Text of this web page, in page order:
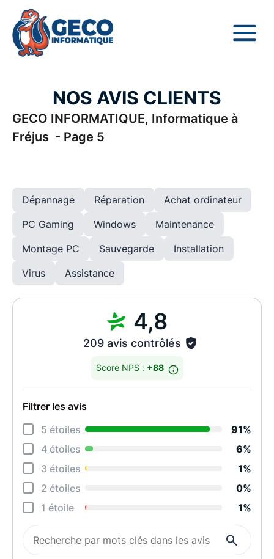
GECO INFORMATIQUE, Informatique à
Fréjus - Page 5
NOS AVIS CLIENTS
Dépannage Réparation
Achat ordinateur
PC Gaming
Windows
Maintenance
Montage PC
Sauvegarde
Installation
Virus
Assistance
4,8
209 avis contrôlés
Score NPS : +88
Filtrer les avis
5 étoiles
91%
4 étoiles
6%
3 étoiles
1%
2 étoiles
0%
1 étoile
1%